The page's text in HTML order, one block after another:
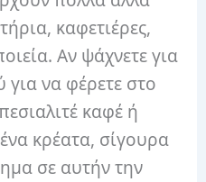
καφετιέρες,
Αν ψάχνετε για
για να φέρετε στο
καφέ ή
κρέατα, σίγουρα
σε αυτήν την